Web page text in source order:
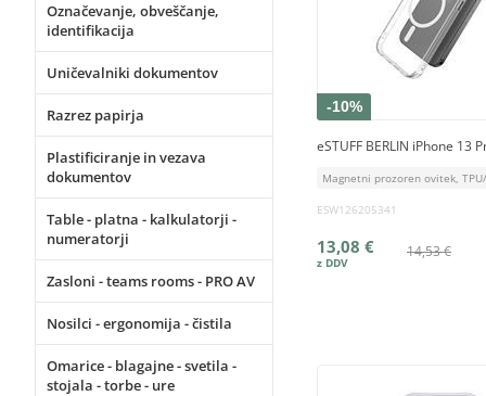
Označevanje, obveščanje,
identifikacija
Uničevalniki dokumentov
Razrez papirja
Plastificiranje in vezava
dokumentov
Table - platna - kalkulatorji -
numeratorji
Zasloni - teams rooms - PRO AV
Nosilci - ergonomija - čistila
Omarice - blagajne - svetila -
stojala - torbe - ure
-10%
eSTUFF BERLIN iPhone 13
Magnetni prozoren ovitek,
ESW126205341
14,53 €
13,08 €